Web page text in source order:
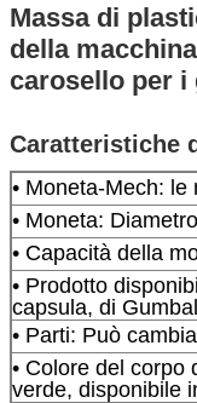
Massa di
della
carosello per
Caratteristiche
• Moneta-Mech:
• Moneta: Diametro
• Capacità della
• Prodotto
capsula, di
• Parti: Può
• Colore del corpo
verde, disponibile